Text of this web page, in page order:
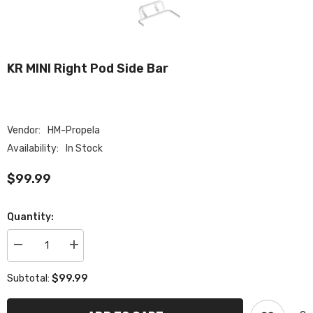
KR MINI Right Pod Side Bar
Vendor:
HM-Propela
Availability:
In Stock
$99.99
Quantity:
Decrease
quantity
KR
Increase
quantity
KR
Subtotal: $99.99